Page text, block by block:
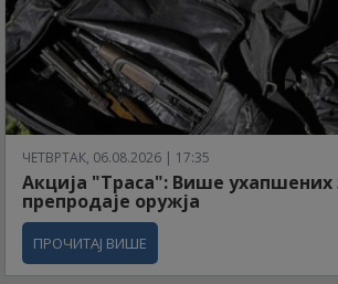
ЧЕТВРТАК, 06.08.2026 | 17:35
Акција "Траса": Више ухапшених
препродаје оружја
ПРОЧИТАЈ ВИШЕ